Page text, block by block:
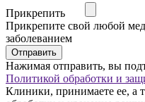
Прикрепить
Прикрепите свой любой
заболеванием
Отправить
Нажимая отправить, вы
Политикой обработки и
Клиники, принимаете ее, а